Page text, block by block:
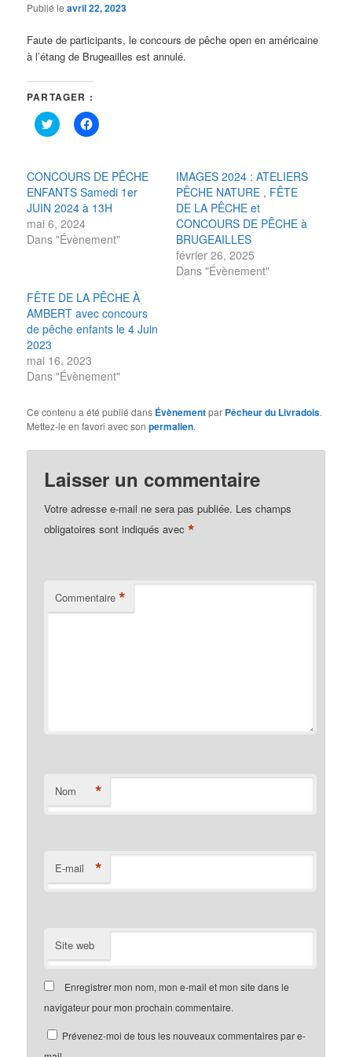
Publié leavril 22, 2023
Faute de participants, le concours de pêche open en américaine
à l’étang de Brugeailles est annulé.
PARTAGER :
Cliquez
pour
dans
une
nouvelle
fenêtre)
Cliquez
pour
dans
une
nouvelle
fenêtre)
CONCOURS DE PÊCHE
ENFANTS Samedi 1er
JUIN 2024 à 13H
mai 6, 2024
Dans "Évènement"
IMAGES 2024 : ATELIERS
PÊCHE NATURE , FÊTE
DE LA PÊCHE et
CONCOURS DE PÊCHE à
BRUGEAILLES
février 26, 2025
Dans "Évènement"
FÊTE DE LA PÊCHE À
AMBERT avec concours
de pêche enfants le 4 Juin
2023
mai 16, 2023
Dans "Évènement"
Ce contenu a été publié dans Évènementpar Pêcheur du Livradois.
Mettez-le en favori avec sonpermalien.
Laisser un commentaire
Votre adresse e-mail ne sera pas publiée. Les champs
obligatoires sont indiqués avec*
Commentaire *
Nom *
E-mail *
Site web
Enregistrer mon nom, mon e-mail et mon site dans le
navigateur pour mon prochain commentaire.
Prévenez-moi de tous les nouveaux commentaires par e-